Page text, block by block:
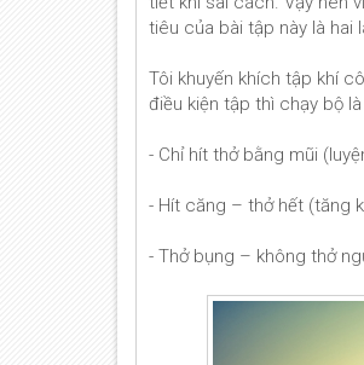
tiêu của bài tập này là hai
Tôi khuyến khích tập khí
điều kiện tập thì chạy bộ
- Chỉ hít thở bằng mũi
- Hít căng – thở hết (tăng
- Thở bụng – không thở